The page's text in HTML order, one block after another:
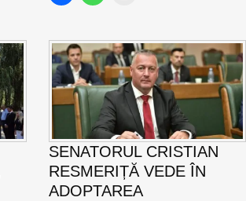
SENATORUL CRISTIAN
RESMERIȚĂ VEDE ÎN
ADOPTAREA